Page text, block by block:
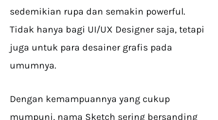
sedemikian rupa dan semakin powerful.
Tidak hanya bagi UI/UX Designer saja, tetapi
juga untuk para desainer grafis pada
umumnya.
Dengan kemampuannya yang cukup
mumpuni, nama Sketch sering bersanding